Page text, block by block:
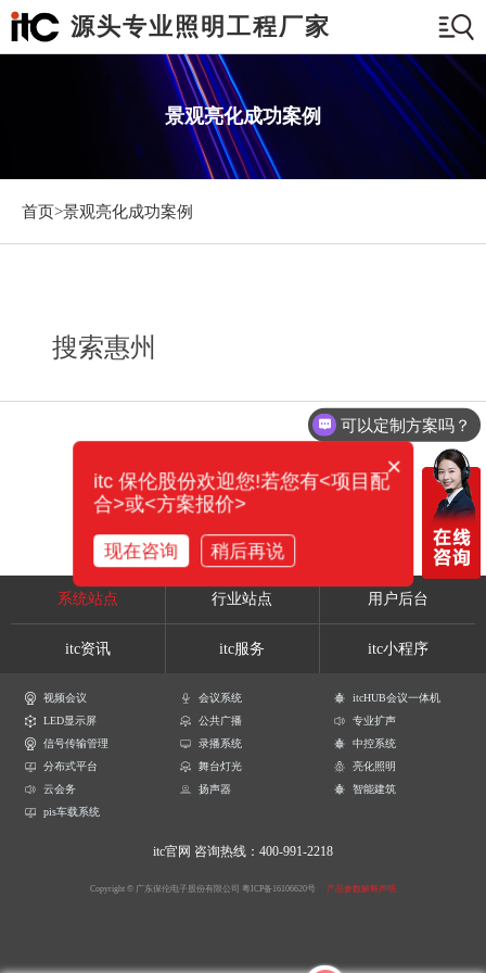
源头专业照明工程厂家
景观亮化成功案例
首页>景观亮化成功案例
搜索惠州
系统站点 行业站点 用户后台
itc资讯 itc服务 itc小程序
视频会议 会议系统
itcHUB会议一体机
LED显示屏
公共广播
专业扩声
信号传输管理
录播系统
中控系统
分布式平台
舞台灯光
亮化照明
云会务
扬声器
智能建筑
pis车载系统
itc官网 咨询热线：400-991-2218
Copyright © 广东保伦电子股份有限公司 粤ICP备16106620号 产品参数解释声明
可以定制方案吗？
×
itc 保伦股份欢迎您!若您有<项目配
合>或<方案报价>
现在咨询 稍后再说